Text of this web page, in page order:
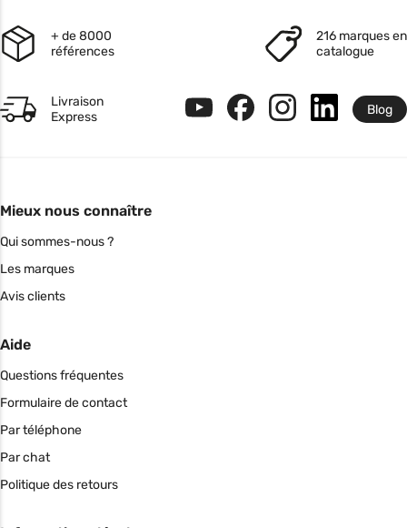
+ de 8000
références
216 marques en
catalogue
Livraison
Express
Blog
Mieux nous connaître
Qui sommes-nous ?
Les marques
Avis clients
Aide
Questions fréquentes
Formulaire de contact
Par téléphone
Par chat
Politique des retours